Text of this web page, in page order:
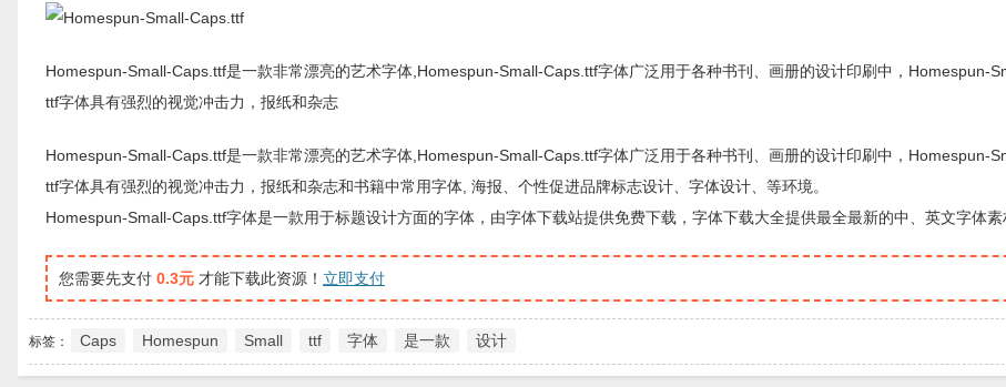
Homespun-Small-Caps.ttf是一款非常漂亮的艺术字体,Homespun-Small-Caps.ttf字体广泛用于各种书刊、画册的设计印刷中，Homespun-
ttf字体具有强烈的视觉冲击力，报纸和杂志
Homespun-Small-Caps.ttf是一款非常漂亮的艺术字体,Homespun-Small-Caps.ttf字体广泛用于各种书刊、画册的设计印刷中，Homespun-
ttf字体具有强烈的视觉冲击力，报纸和杂志和书籍中常用字体, 海报、个性促进品牌标志设计、字体设计、等环境。
Homespun-Small-Caps.ttf字体是一款用于标题设计方面的字体，由字体下载站提供免费下载，字体下载大全提供最全最新的中、英文字体素
您需要先支付 0.3元 才能下载此资源！ 立即支付
标签： Caps Homespun Small ttf 字体 是一款 设计